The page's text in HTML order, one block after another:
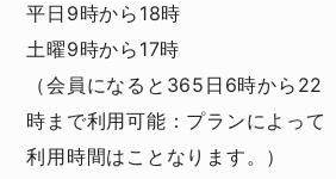
平日9時から18時
土曜9時から17時
（会員になると365日6時から22
時まで利用可能：プランによって
利用時間はことなります。）